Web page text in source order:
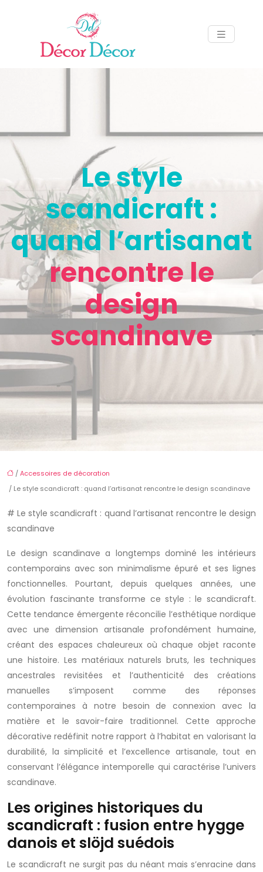
Le style
scandicraft :
quand l’artisanat
rencontre le
design
scandinave
/Accessoires de décoration
/ Le style scandicraft : quand l’artisanat rencontre le design scandinave
# Le style scandicraft : quand l’artisanat rencontre le design
scandinave
Le design scandinave a longtemps dominé les intérieurs
contemporains avec son minimalisme épuré et ses lignes
fonctionnelles. Pourtant, depuis quelques années, une
évolution fascinante transforme ce style : le scandicraft.
Cette tendance émergente réconcilie l’esthétique nordique
avec une dimension artisanale profondément humaine,
créant des espaces chaleureux où chaque objet raconte
une histoire. Les matériaux naturels bruts, les techniques
ancestrales revisitées et l’authenticité des créations
manuelles s’imposent comme des réponses
contemporaines à notre besoin de connexion avec la
matière et le savoir-faire traditionnel. Cette approche
décorative redéfinit notre rapport à l’habitat en valorisant la
durabilité, la simplicité et l’excellence artisanale, tout en
conservant l’élégance intemporelle qui caractérise l’univers
scandinave.
Les origines historiques du
scandicraft : fusion entre hygge
danois et slöjd suédois
Le scandicraft ne surgit pas du néant mais s’enracine dans